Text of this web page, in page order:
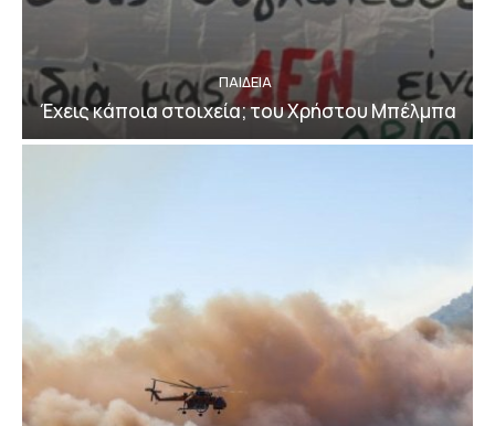
ΠΑΙΔΕΙΑ
Έχεις κάποια στοιχεία; του Χρήστου Μπέλμπα